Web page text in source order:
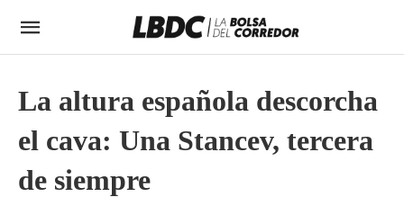
La altura española descorcha
el cava: Una Stancev, tercera
de siempre